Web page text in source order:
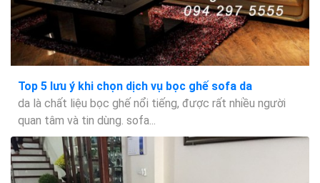
Top 5 lưu ý khi chọn dịch vụ bọc ghế sofa da
da là chất liệu bọc ghế nổi tiếng, được rất nhiều người
quan tâm và tin dùng. sofa...